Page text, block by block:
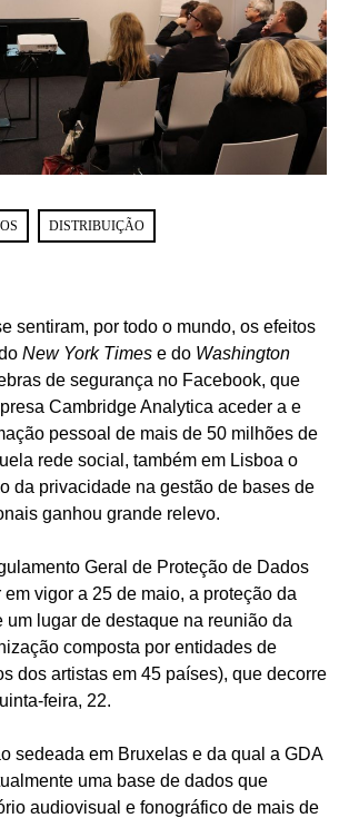
DISTRIBUIÇÃO
sentiram, por todo o mundo, os efeitos
New York Times e do Washington
de segurança no Facebook, que
Cambridge Analytica aceder a e
pessoal de mais de 50 milhões de
rede social, também em Lisboa o
da privacidade na gestão de bases de
ganhou grande relevo.
Geral de Proteção de Dados
em vigor a 25 de maio, a proteção da
um lugar de destaque na reunião da
composta por entidades de
dos artistas em 45 países), que decorre
feira, 22.
sedeada em Bruxelas e da qual a GDA
uma base de dados que
audiovisual e fonográfico de mais de